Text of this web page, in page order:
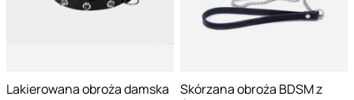
Lakierowana obroża damska
Skórzana obroża BDSM z